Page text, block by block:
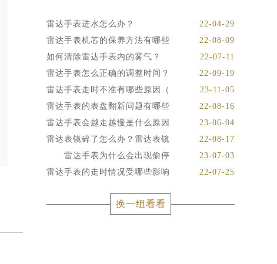
雷达手表进水怎么办？
22-04-29
雷达手表机芯的保养方法有哪些
22-08-09
如何清除雷达手表内的雾气？
22-07-11
雷达手表怎么正确的调整时间？
22-09-19
雷达手表走时不准有哪些原因（
23-11-05
雷达手表的表盘翻新问题有哪些
22-08-16
雷达手表会越走越慢是什么原因
23-06-04
雷达表镜碎了怎么办？雷达表镜
22-08-17
雷达手表为什么会出现偷停
23-07-03
雷达手表的走时情况受哪些影响
22-07-25
换一组看看